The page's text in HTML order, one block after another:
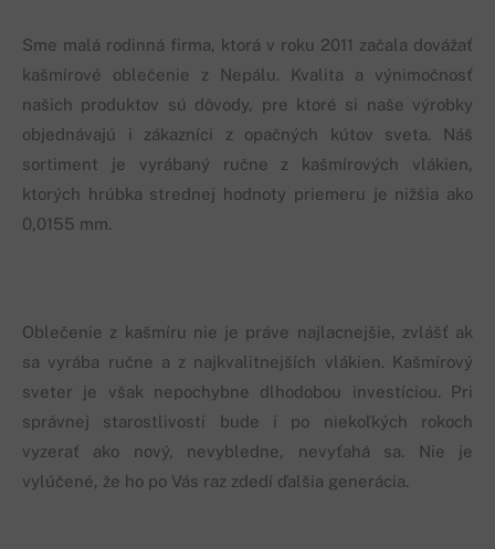
Sme malá rodinná firma, ktorá v roku 2011 začala dovážať
kašmírové oblečenie z Nepálu. Kvalita a výnimočnosť
našich produktov sú dôvody, pre ktoré si naše výrobky
objednávajú i zákazníci z opačných kútov sveta. Náš
sortiment je vyrábaný ručne z kašmírových vlákien,
ktorých hrúbka strednej hodnoty priemeru je nižšia ako
0,0155 mm.
Oblečenie z kašmíru nie je práve najlacnejšie, zvlášť ak
sa vyrába ručne a z najkvalitnejších vlákien. Kašmírový
sveter je však nepochybne dlhodobou investíciou. Pri
správnej starostlivosti bude i po niekoľkých rokoch
vyzerať ako nový, nevybledne, nevyťahá sa. Nie je
vylúčené, že ho po Vás raz zdedí ďalšia generácia.